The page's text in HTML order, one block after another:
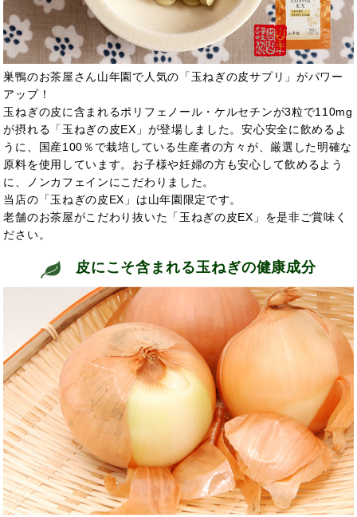
巣鴨のお茶屋さん山年園で人気の「玉ねぎの皮サプリ」がパワー
アップ！
玉ねぎの皮に含まれるポリフェノール・ケルセチンが3粒で110mg
が摂れる「玉ねぎの皮EX」が登場しました。安心安全に飲めるよ
うに、国産100％で栽培している生産者の方々が、厳選した明確な
原料を使用しています。お子様や妊婦の方も安心して飲めるよう
に、ノンカフェインにこだわりました。
当店の「玉ねぎの皮EX」は山年園限定です。
老舗のお茶屋がこだわり抜いた「玉ねぎの皮EX」を是非ご賞味く
ださい。
皮にこそ含まれる玉ねぎの健康成分